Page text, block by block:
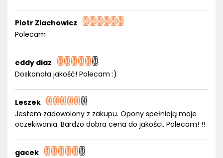
Piotr Ziachowicz
Polecam
eddy diaz
Doskonała jakość! Polecam :)
Leszek
Jestem zadowolony z zakupu. Opony spełniają moje
oczekiwania. Bardzo dobra cena do jakości. Polecam! !!
gacek